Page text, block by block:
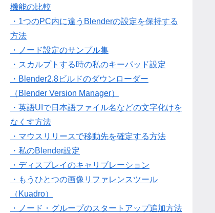
機能の比較
・1つのPC内に違うBlenderの設定を保持する
方法
・ノード設定のサンプル集
・スカルプトする時の私のキーパッド設定
・Blender2.8ビルドのダウンローダー
（Blender Version Manager）
・英語UIで日本語ファイル名などの文字化けを
なくす方法
・マウスリリースで移動先を確定する方法
・私のBlender設定
・ディスプレイのキャリブレーション
・もうひとつの画像リファレンスツール
（Kuadro）
・ノード・グループのスタートアップ追加方法